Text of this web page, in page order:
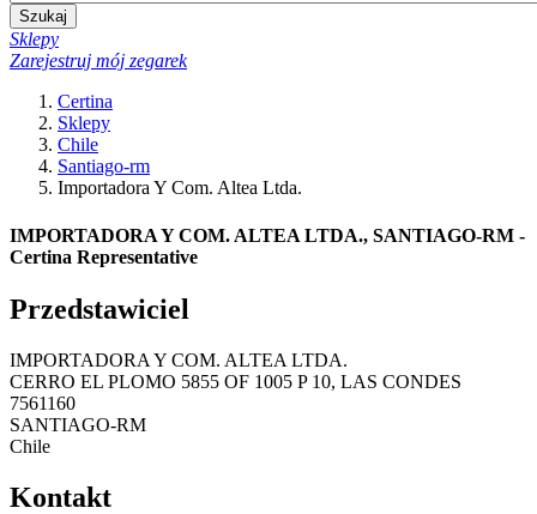
Szukaj
Sklepy
Zarejestruj mój zegarek
Certina
Sklepy
Chile
Santiago-rm
Importadora Y Com. Altea Ltda.
IMPORTADORA Y COM. ALTEA LTDA., SANTIAGO-RM -
Certina Representative
Przedstawiciel
IMPORTADORA Y COM. ALTEA LTDA.
CERRO EL PLOMO 5855 OF 1005 P 10, LAS CONDES
7561160
SANTIAGO-RM
Chile
Kontakt